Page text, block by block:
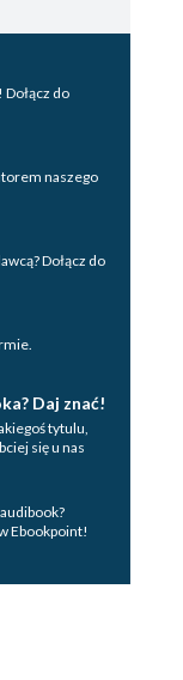
września
2010
2010
20 września
2010
Zelandii
Policji
2010
2010
2010
października
do
naszego
Dołącz do
Daj znać!
tytulu,
się u nas
Ebookpoint!